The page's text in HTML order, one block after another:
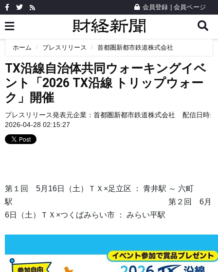
会員登録 会員ページ
ホーム プレスリリース 首都圏新都市鉄道株式会社
TX沿線自治体共同ウォーキングイベ
ント「2026 TX沿線 トリップウォー
ク」開催
プレスリリース発表元企業： 首都圏新都市鉄道株式会社
配信日時:
2026-04-28 02:15:27
第１回 5月16日（土）ＴＸ×足立区 ： 青井駅 ～ 六町
駅 第２回 6月
6日（土）ＴＸ×つくばみらい市 ： みらい平駅